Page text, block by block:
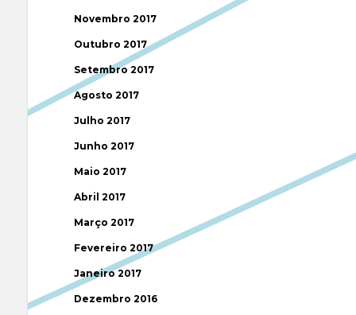
Novembro 2017
Outubro 2017
Setembro 2017
Agosto 2017
Julho 2017
Junho 2017
Maio 2017
Abril 2017
Março 2017
Fevereiro 2017
Janeiro 2017
Dezembro 2016